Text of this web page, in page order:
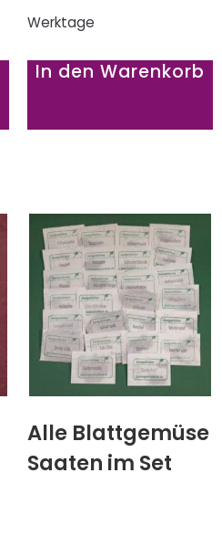
Werktage
In den Warenkorb
Alle Blattgemüse
Saaten im Set